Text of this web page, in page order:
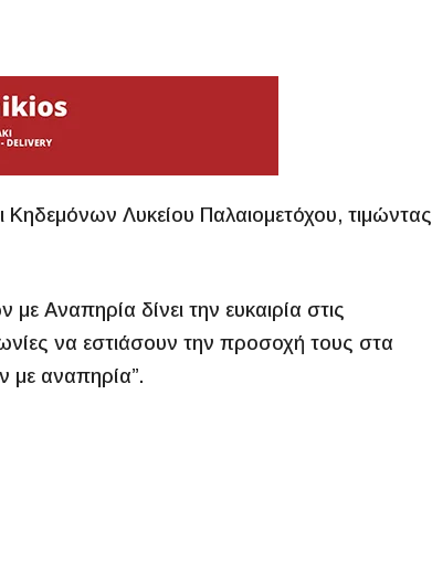
Λυκείου Παλαιομετόχου, τιμώντας
Αναπηρία δίνει την ευκαιρία στις
να εστιάσουν την προσοχή τους στα
με αναπηρία”.